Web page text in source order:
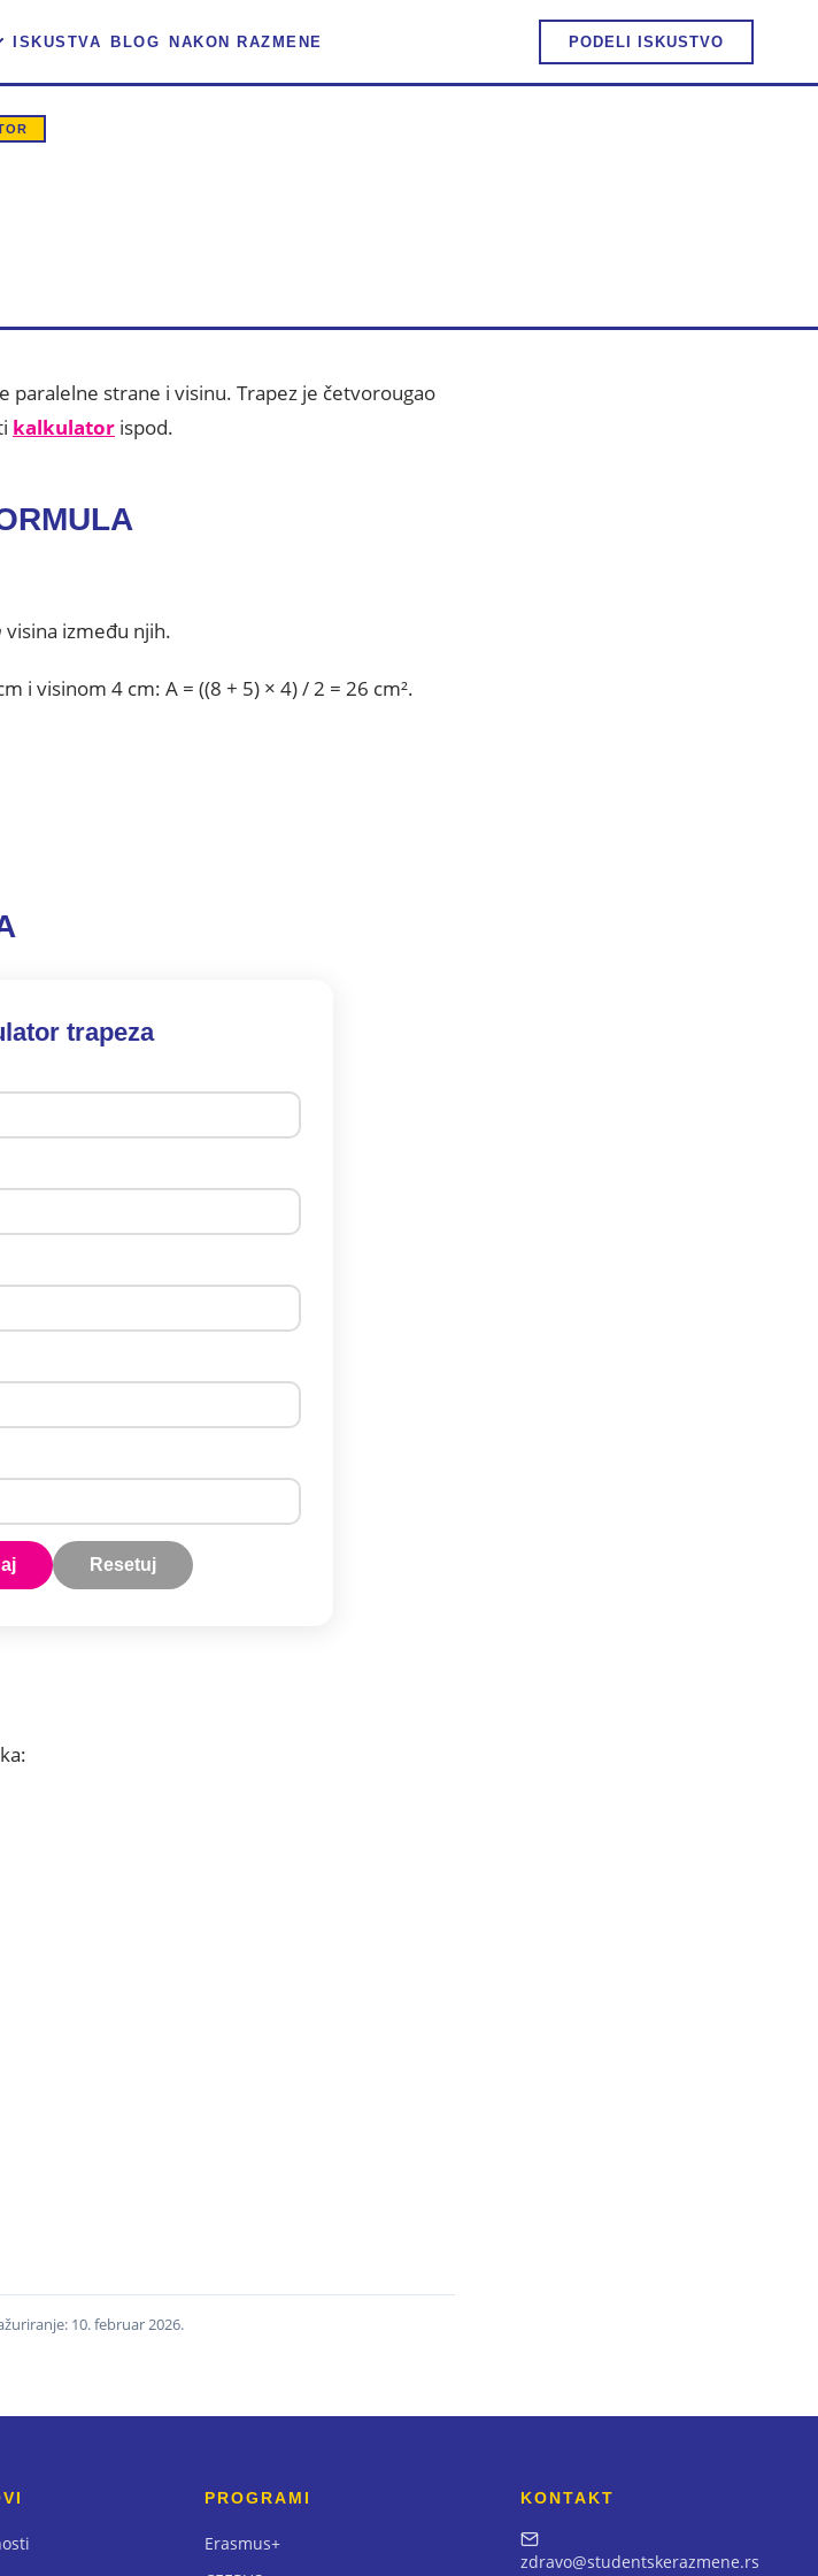
ISKUSTVA BLOG NAKON RAZMENE PODELI ISKUSTVO
paralelne strane i visinu. Trapez je četvorougao
kalkulator ispod.
visina između njih.
i visinom 4 cm: A = ((8 + 5) × 4) / 2 = 26 cm².
trapeza
Resetuj
10. februar 2026.
PROGRAMI
Erasmus+
KONTAKT
zdravo@studentskerazmene.rs